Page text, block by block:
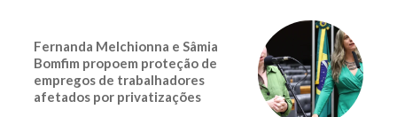
Fernanda Melchionna e Sâmia
Bomfim propoem proteção de
empregos de trabalhadores
afetados por privatizações